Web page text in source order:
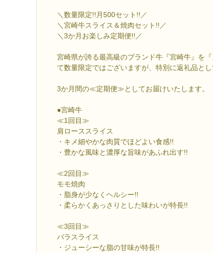
＼数量限定!!月500セット!!／
＼宮崎牛スライス＆焼肉セット!!／
＼3か月お楽しみ定期便!!／
宮崎県が誇る最高級のブランド牛『宮崎牛』を
て数量限定ではございますが、特別に返礼品と
3か月間の≪定期便≫としてお届けいたします。
●宮崎牛
≪1回目≫
肩ローススライス
・キメ細やかな肉質でほどよい食感!!
・豊かな風味と濃厚な旨味があふれ出す!!
≪2回目≫
モモ焼肉
・脂身が少なくヘルシー!!
・柔らかくあっさりとした味わいが特長!!
≪3回目≫
バラスライス
・ジューシーな脂の甘味が特長!!